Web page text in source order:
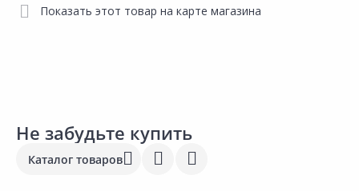
Показать этот товар на карте магазина
Не забудьте купить
Каталог товаров